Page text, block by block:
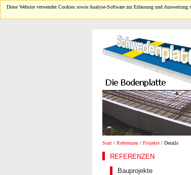
Diese Website verwendet Cookies sowie Analyse-Software zur Erfassung und
Start / Referenzen / Projekte / Details
REFERENZEN
Bauprojekte